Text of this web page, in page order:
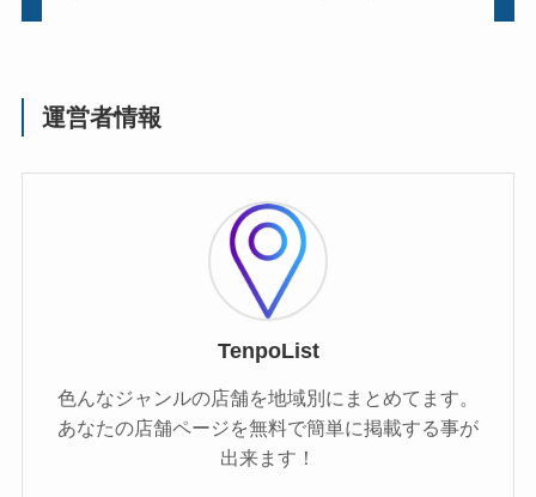
運営者情報
TenpoList
色んなジャンルの店舗を地域別にまとめてます。
あなたの店舗ページを無料で簡単に掲載する事が
出来ます！